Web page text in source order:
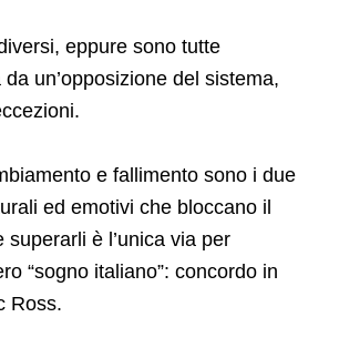
eppure sono tutte
un’opposizione del sistema,
e fallimento sono i due
ed emotivi che bloccano il
superarli è l’unica via per
“sogno italiano”: concordo in
Ross.